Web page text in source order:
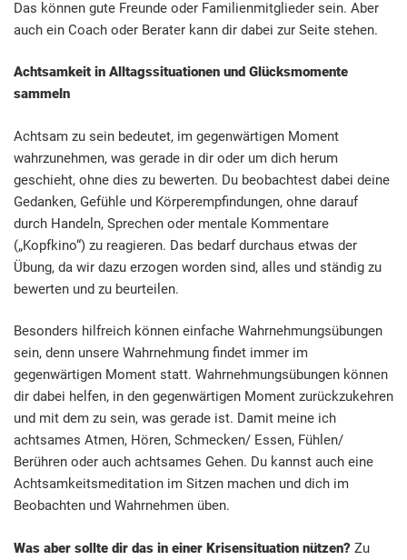
Das können gute Freunde oder Familienmitglieder sein. Aber
auch ein Coach oder Berater kann dir dabei zur Seite stehen.
Achtsamkeit in Alltagssituationen und Glücksmomente
sammeln
Achtsam zu sein bedeutet, im gegenwärtigen Moment
wahrzunehmen, was gerade in dir oder um dich herum
geschieht, ohne dies zu bewerten. Du beobachtest dabei deine
Gedanken, Gefühle und Körperempfindungen, ohne darauf
durch Handeln, Sprechen oder mentale Kommentare
(„Kopfkino“) zu reagieren. Das bedarf durchaus etwas der
Übung, da wir dazu erzogen worden sind, alles und ständig zu
bewerten und zu beurteilen.
Besonders hilfreich können einfache Wahrnehmungsübungen
sein, denn unsere Wahrnehmung findet immer im
gegenwärtigen Moment statt. Wahrnehmungsübungen können
dir dabei helfen, in den gegenwärtigen Moment zurückzukehren
und mit dem zu sein, was gerade ist. Damit meine ich
achtsames Atmen, Hören, Schmecken/ Essen, Fühlen/
Berühren oder auch achtsames Gehen. Du kannst auch eine
Achtsamkeitsmeditation im Sitzen machen und dich im
Beobachten und Wahrnehmen üben.
Was aber sollte dir das in einer Krisensituation nützen? Zu